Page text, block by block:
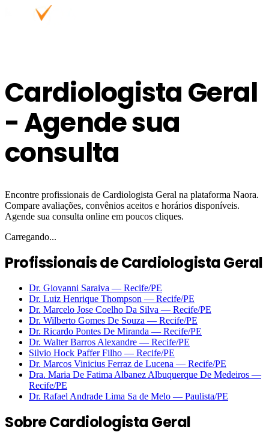
Cardiologista Geral
- Agende sua
consulta
Encontre profissionais de Cardiologista Geral na plataforma Naora.
Compare avaliações, convênios aceitos e horários disponíveis.
Agende sua consulta online em poucos cliques.
Carregando...
Profissionais de Cardiologista Geral
Dr. Giovanni Saraiva — Recife/PE
Dr. Luiz Henrique Thompson — Recife/PE
Dr. Marcelo Jose Coelho Da Silva — Recife/PE
Dr. Wilberto Gomes De Souza — Recife/PE
Dr. Ricardo Pontes De Miranda — Recife/PE
Dr. Walter Barros Alexandre — Recife/PE
Silvio Hock Paffer Filho — Recife/PE
Dr. Marcos Vinicius Ferraz de Lucena — Recife/PE
Dra. Maria De Fatima Albanez Albuquerque De Medeiros —
Recife/PE
Dr. Rafael Andrade Lima Sa de Melo — Paulista/PE
SobreCardiologista Geral